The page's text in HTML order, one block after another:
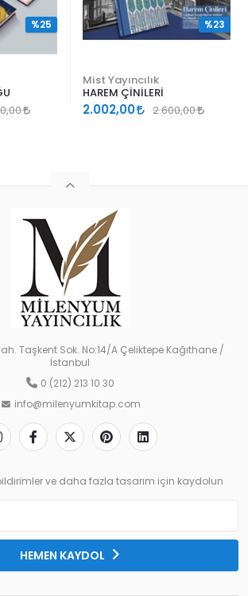
%25
Mist Yayıncılık
HAREM ÇİNİLERİ
2.002,00 2.600,00
%23
Taşkent Sok. No:14/A Çeliktepe Kağıthane /
İstanbul
0 (212) 213 10 30
info@milenyumkitap.com
ve daha fazla tasarım için kaydolun
HEMEN KAYDOL